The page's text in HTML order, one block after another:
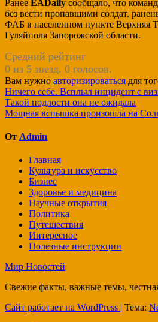
Ранее EADaily сообщало, что
без вести пропавшими солдат,
ФАБ в населенном пункте Верхняя
Гуляйполя Запорожской области.
Средний рейтинг
0 из 5 звезд. 0 голосов.
Вам нужно авторизироваться для
Навигация
по
Ничего себе. Всплыл инцидент с
Такой подлости она не ожидала
Мощная вспышка произошла на
От Admin
Главная
Культура и искусство
Бизнес
Здоровье и медицина
Научные открытия
Политика
Путешествия
Интересное
Полезные инструкции
Мир Новостей
Свежие факты, важные темы,
Сайт работает на WordPress | Тема: